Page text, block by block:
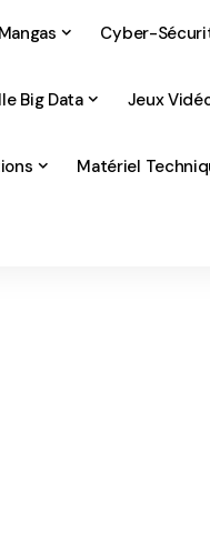
Cyber-
Big Data Jeux
Matériel